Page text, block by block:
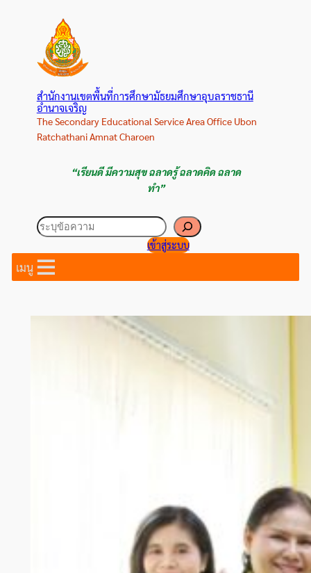
สำนักงานเขตพื้นที่การศึกษามัธยมศึกษาอุบลราชธานี
อำนาจเจริญ
The Secondary Educational Service Area Office Ubon
Ratchathani Amnat Charoen
“เรียนดี มีความสุข ฉลาดรู้ ฉลาดคิด ฉลาด
ทำ”
ค้นหา
เข้าสู่ระบบ
เมนู